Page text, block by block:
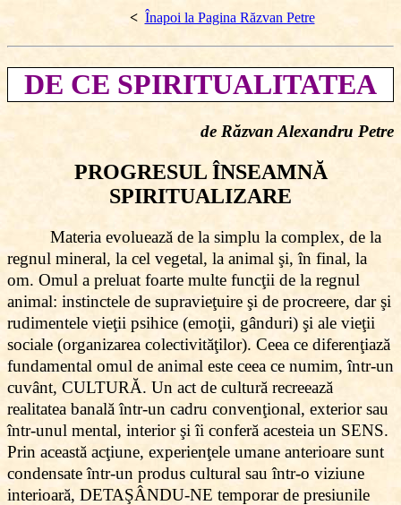
< Înapoi la Pagina Răzvan Petre
DE CE SPIRITUALITATEA
de Răzvan Alexandru Petre
PROGRESUL ÎNSEAMNĂ
SPIRITUALIZARE
Materia evoluează de la simplu la complex, de la
regnul mineral, la cel vegetal, la animal şi, în final, la
om. Omul a preluat foarte multe funcţii de la regnul
animal: instinctele de supravieţuire şi de procreere, dar şi
rudimentele vieţii psihice (emoţii, gânduri) şi ale vieţii
sociale (organizarea colectivităţilor). Ceea ce diferenţiază
fundamental omul de animal este ceea ce numim, într-un
cuvânt, CULTURĂ. Un act de cultură recreează
realitatea banală într-un cadru convenţional, exterior sau
într-unul mental, interior şi îi conferă acesteia un SENS.
Prin această acţiune, experienţele umane anterioare sunt
condensate într-un produs cultural sau într-o viziune
interioară, DETAŞÂNDU-NE temporar de presiunile